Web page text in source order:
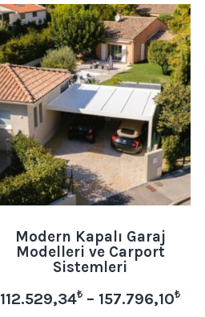
Modern Kapalı Garaj
Modelleri ve Carport
Sistemleri
112.529,34₺ – 157.796,10₺